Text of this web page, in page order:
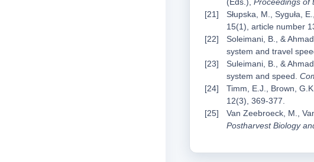
Słupska, M., Syguła,
15(1), article number
Soleimani, B., &
system and travel
Suleimani, B., &
system and speed.
Timm, E.J., Brown,
12(3), 369-377.
Van Zeebroeck, M.,
Postharvest Biology